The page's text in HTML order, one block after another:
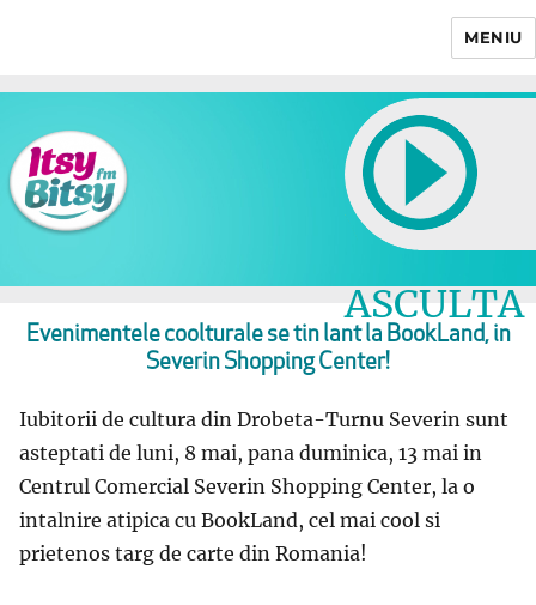
MENIU
ASCULTA
LIVE
Evenimentele coolturale se tin lant la BookLand, in
Severin Shopping Center!
Iubitorii de cultura din Drobeta-Turnu Severin sunt
asteptati de luni, 8 mai, pana duminica, 13 mai in
Centrul Comercial Severin Shopping Center, la o
intalnire atipica cu BookLand, cel mai cool si
prietenos targ de carte din Romania!